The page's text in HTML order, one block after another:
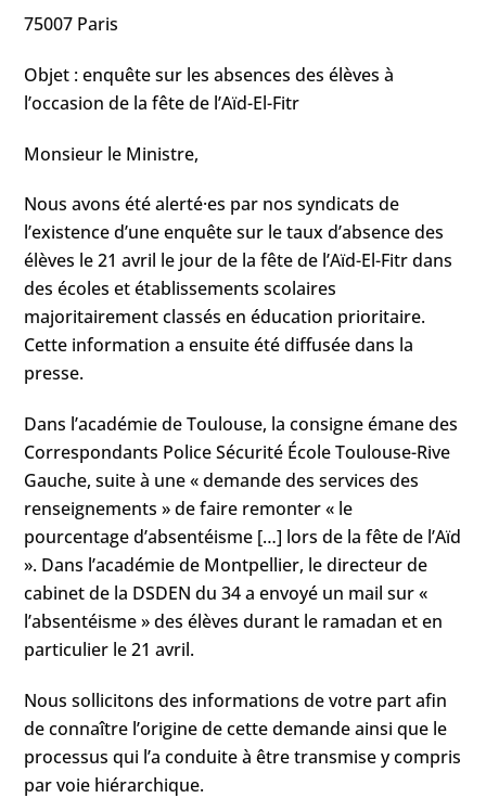
75007 Paris
Objet : enquête sur les absences des élèves à
l’occasion de la fête de l’Aïd-El-Fitr
Monsieur le Ministre,
Nous avons été alerté·es par nos syndicats de
l’existence d’une enquête sur le taux d’absence des
élèves le 21 avril le jour de la fête de l’Aïd-El-Fitr dans
des écoles et établissements scolaires
majoritairement classés en éducation prioritaire.
Cette information a ensuite été diffusée dans la
presse.
Dans l’académie de Toulouse, la consigne émane des
Correspondants Police Sécurité École Toulouse-Rive
Gauche, suite à une « demande des services des
renseignements » de faire remonter « le
pourcentage d’absentéisme […] lors de la fête de l’Aïd
». Dans l’académie de Montpellier, le directeur de
cabinet de la DSDEN du 34 a envoyé un mail sur «
l’absentéisme » des élèves durant le ramadan et en
particulier le 21 avril.
Nous sollicitons des informations de votre part afin
de connaître l’origine de cette demande ainsi que le
processus qui l’a conduite à être transmise y compris
par voie hiérarchique.